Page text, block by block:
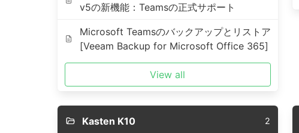
v5の新機能：Teamsの正式サポート
Microsoft Teamsのバックアップとリストア
[Veeam Backup for Microsoft Office 365]
View all
Kasten K10 2